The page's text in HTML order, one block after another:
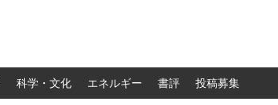
科学・文化 エネルギー 書評 投稿募集